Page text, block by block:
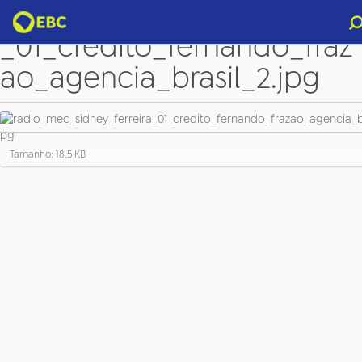
radio_mec_sidney_ferreira
_01_credito_fernando_fraz
ao_agencia_brasil_2.jpg
C
l
Tamanho: 18.5 KB